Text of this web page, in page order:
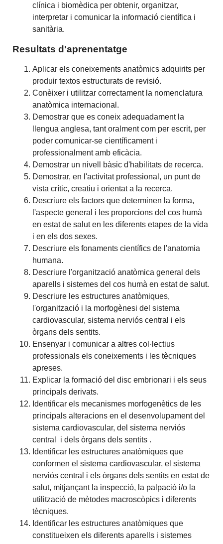
clínica i biomèdica per obtenir, organitzar,
interpretar i comunicar la informació científica i
sanitària.
Resultats d'aprenentatge
Aplicar els coneixements anatòmics adquirits per
produir textos estructurats de revisió.
Conèixer i utilitzar correctament la nomenclatura
anatòmica internacional.
Demostrar que es coneix adequadament la
llengua anglesa, tant oralment com per escrit, per
poder comunicar-se científicament i
professionalment amb eficàcia.
Demostrar un nivell bàsic d'habilitats de recerca.
Demostrar, en l'activitat professional, un punt de
vista crític, creatiu i orientat a la recerca.
Descriure els factors que determinen la forma,
l'aspecte general i les proporcions del cos humà
en estat de salut en les diferents etapes de la vida
i en els dos sexes.
Descriure els fonaments científics de l'anatomia
humana.
Descriure l'organització anatòmica general dels
aparells i sistemes del cos humà en estat de salut.
Descriure les estructures anatòmiques,
l'organització i la morfogènesi del sistema
cardiovascular, sistema nerviós central i els
òrgans dels sentits.
Ensenyar i comunicar a altres col·lectius
professionals els coneixements i les tècniques
apreses.
Explicar la formació del disc embrionari i els seus
principals derivats.
Identificar els mecanismes morfogenètics de les
principals alteracions en el desenvolupament del
sistema cardiovascular, del sistema nerviós
central i dels òrgans dels sentits .
Identificar les estructures anatòmiques que
conformen el sistema cardiovascular, el sistema
nerviós central i els òrgans dels sentits en estat de
salut, mitjançant la inspecció, la palpació i/o la
utilització de mètodes macroscòpics i diferents
tècniques.
Identificar les estructures anatòmiques que
constitueixen els diferents aparells i sistemes